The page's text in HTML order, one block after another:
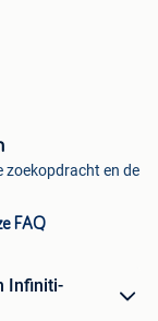
zoekopdracht en de
FAQ
Infiniti-